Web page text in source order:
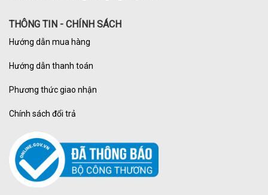
THÔNG TIN - CHÍNH SÁCH
Hướng dẫn mua hàng
Hướng dẫn thanh toán
Phương thức giao nhận
Chính sách đổi trả